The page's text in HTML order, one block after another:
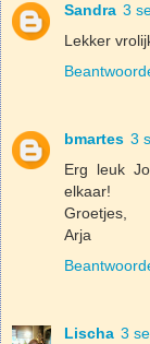
Sandra 3
Lekker
bmartes 3
Erg leuk
elkaar!
Groetjes,
Arja
Lischa 3